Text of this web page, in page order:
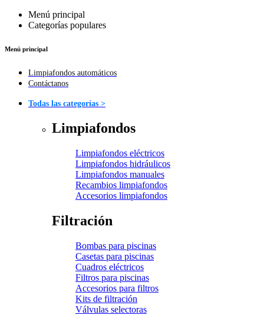
Menú principal
Categorías populares
Menú principal
Limpiafondos automáticos
Contáctanos
Todas las categorías >
Limpiafondos
Limpiafondos eléctricos
Limpiafondos hidráulicos
Limpiafondos manuales
Recambios limpiafondos
Accesorios limpiafondos
Filtración
Bombas para piscinas
Casetas para piscinas
Cuadros eléctricos
Filtros para piscinas
Accesorios para filtros
Kits de filtración
Válvulas selectoras